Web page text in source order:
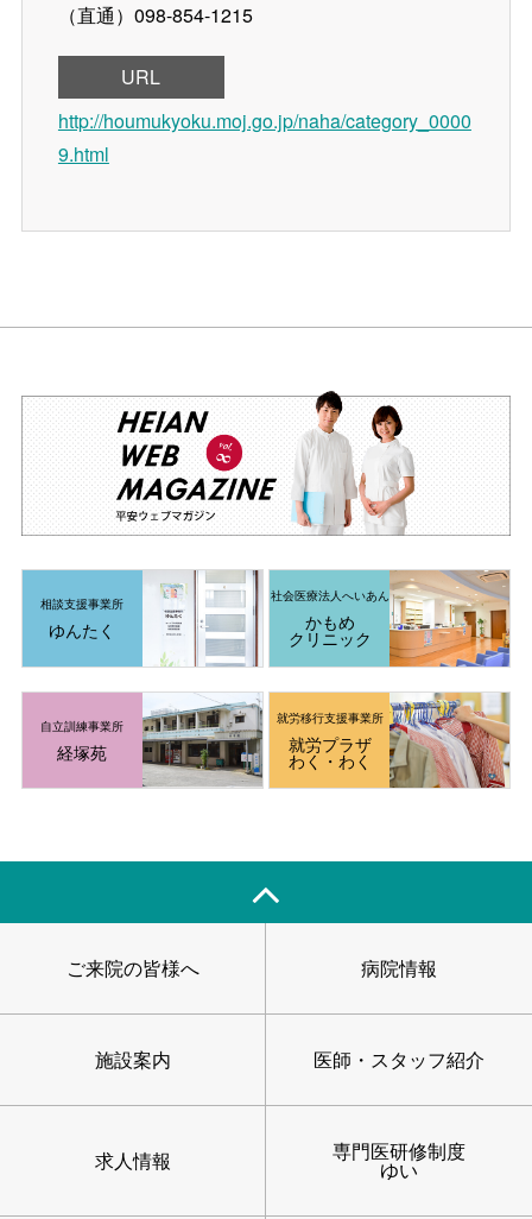
（直通）098-854-1215
URL
http://houmukyoku.moj.go.jp/naha/category_0000
9.html
相談支援事業所
ゆんたく
社会医療法人へいあん
かもめ
クリニック
自立訓練事業所
経塚苑
就労移行支援事業所
就労プラザ
わく・わく
ご来院の皆様へ 病院情報
施設案内 医師・スタッフ紹介
求人情報 専門医研修制度
ゆい